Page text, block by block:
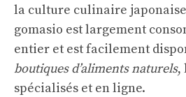
la culture culinaire
gomasio est largement
entier et est facilement
boutiques d’aliments naturels,
spécialisés et en ligne.